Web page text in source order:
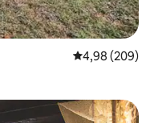
Gemiddelde
4,98 (209)